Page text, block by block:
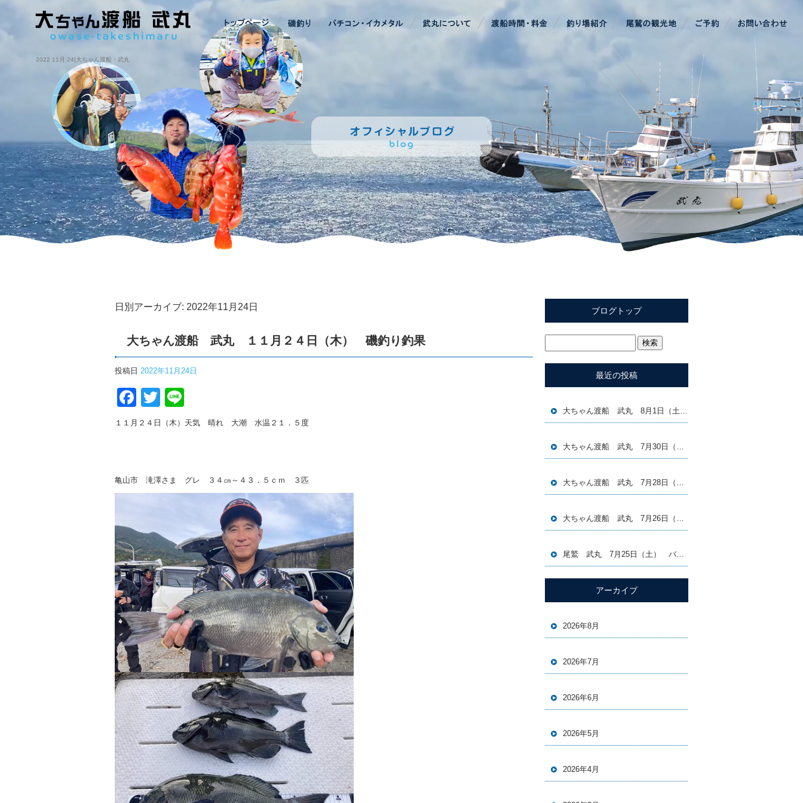
2022 11月 24|大ちゃん渡船・武丸
日別アーカイブ: 2022年11月24日
大ちゃん渡船 武丸 １１月２４日（木） 磯釣り釣果
投稿日 2022年11月24日
Facebook
Twitter
１１月２４日（木）天気 晴れ 大潮 水温２１．５度
亀山市 滝澤さま グレ ３４㎝～４３．５ｃｍ ３匹
ブログトップ
最近の投稿
大ちゃん渡船 武丸 8月1日（土）磯釣り釣果
大ちゃん渡船 武丸 7月30日（木）磯釣り釣果
大ちゃん渡船 武丸 7月28日（火）磯釣り釣果
大ちゃん渡船 武丸 7月26日（日）磯釣り釣果
尾鷲 武丸 7月25日（土） バチコン＆イカメタル便
アーカイブ
2026年8月
2026年7月
2026年6月
2026年5月
2026年4月